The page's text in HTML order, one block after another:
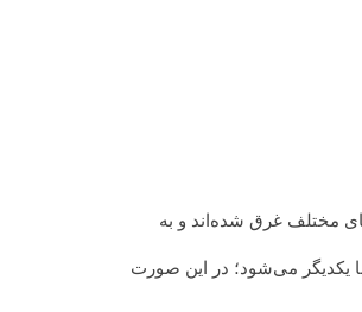
مختلف غرق شده‌اند و به
یکدیگر می‌شود؛ در این صورت